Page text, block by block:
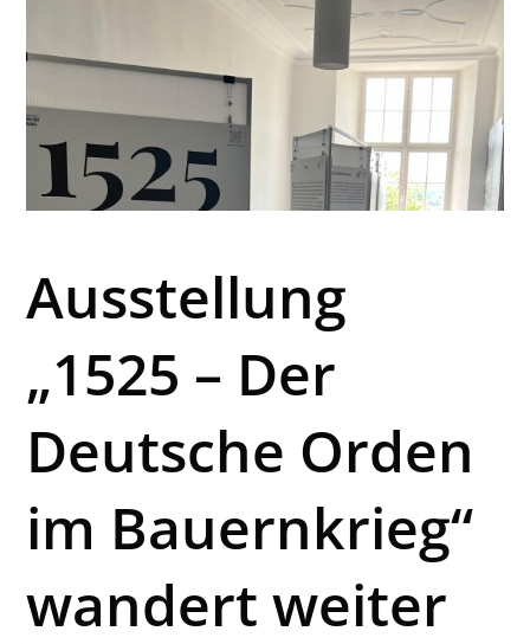
Ausstellung
„1525 – Der
Deutsche Orden
im Bauernkrieg“
wandert weiter